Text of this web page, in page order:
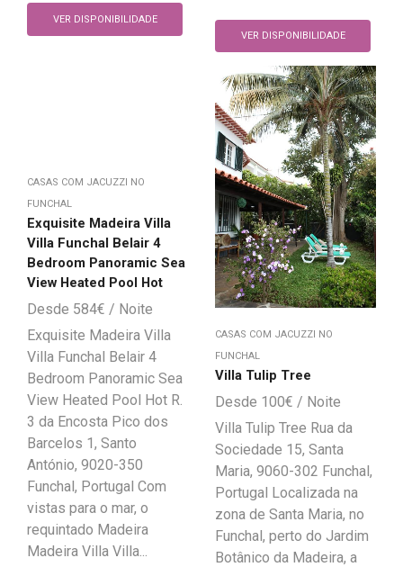
VER DISPONIBILIDADE
VER DISPONIBILIDADE
CASAS COM JACUZZI NO
FUNCHAL
Exquisite Madeira Villa
Villa Funchal Belair 4
Bedroom Panoramic Sea
View Heated Pool Hot
584€
Exquisite Madeira Villa
Villa Funchal Belair 4
Bedroom Panoramic Sea
View Heated Pool Hot R.
3 da Encosta Pico dos
Barcelos 1, Santo
António, 9020-350
Funchal, Portugal Com
vistas para o mar, o
requintado Madeira
Madeira Villa Villa...
CASAS COM JACUZZI NO
FUNCHAL
Villa Tulip Tree
100€
Villa Tulip Tree Rua da
Sociedade 15, Santa
Maria, 9060-302 Funchal,
Portugal Localizada na
zona de Santa Maria, no
Funchal, perto do Jardim
Botânico da Madeira, a